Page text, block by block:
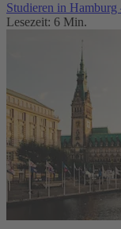
Studieren in
Lesezeit: 6 Min.